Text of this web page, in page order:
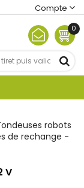
Compte
0
robots
de rechange -
V